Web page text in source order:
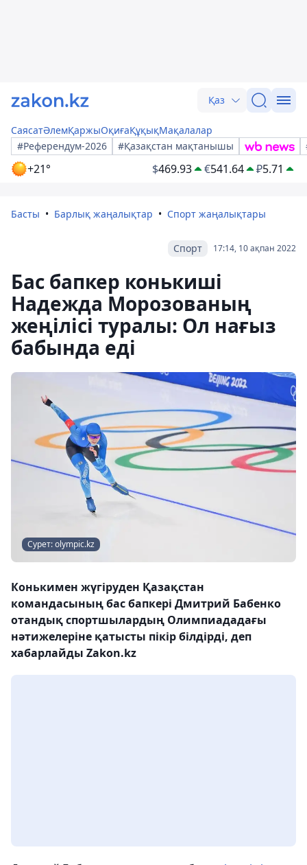
Қаз
СаясатӘлемҚаржыОқиғаҚұқықМақалалар
#Референдум-2026
#Қазақстан мақтанышы
+21° $469.93 €541.64 ₽5.71
Басты Барлық жаңалықтар Спорт жаңалықтары
17:14, 10 ақпан 2022
Спорт
Бас бапкер конькиші
Надежда Морозованың
жеңілісі туралы: Ол нағыз
бабында еді
Сурет: olympic.kz
Конькимен жүгіруден Қазақстан
командасының бас бапкері Дмитрий Бабенко
отандық спортшылардың Олимпиададағы
нәтижелеріне қатысты пікір білдірді, деп
хабарлайды Zakon.kz